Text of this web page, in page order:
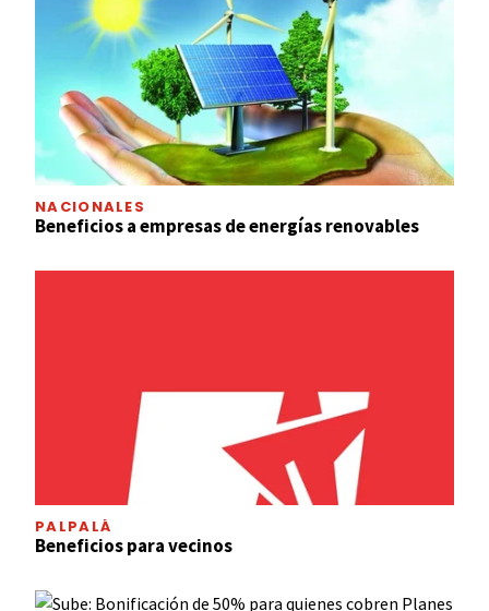
NACIONALES
Beneficios a empresas de energías renovables
PALPALÁ
Beneficios para vecinos